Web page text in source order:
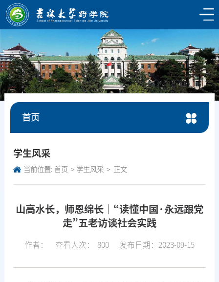
首页
学生风采
当前位置: 首页 学生风采 正文
山高水长，师恩绵长｜“读懂中国·永远跟党
走”五老访谈社会实践
作者： 查看人次： 800 发布日期：2023-09-15